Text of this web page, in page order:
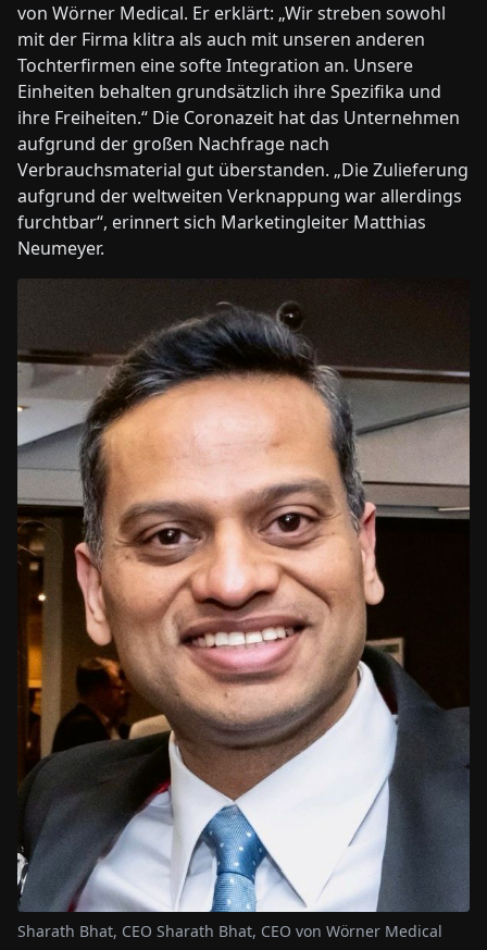
von Wörner Medical. Er erklärt: „Wir streben sowohl
mit der Firma klitra als auch mit unseren anderen
Tochterfirmen eine softe Integration an. Unsere
Einheiten behalten grundsätzlich ihre Spezifika und
ihre Freiheiten.“ Die Coronazeit hat das Unternehmen
aufgrund der großen Nachfrage nach
Verbrauchsmaterial gut überstanden. „Die Zulieferung
aufgrund der weltweiten Verknappung war allerdings
furchtbar“, erinnert sich Marketingleiter Matthias
Neumeyer.
Sharath Bhat, CEO Sharath Bhat, CEO von Wörner Medical